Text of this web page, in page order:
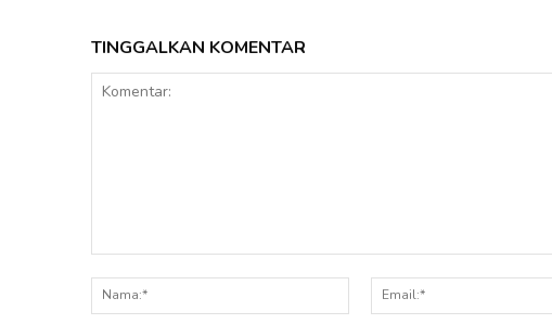
TINGGALKAN KOMENTAR
Nama:*